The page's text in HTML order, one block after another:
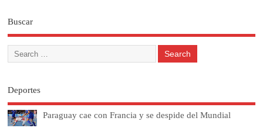
Buscar
Deportes
Paraguay cae con Francia y se despide del Mundial